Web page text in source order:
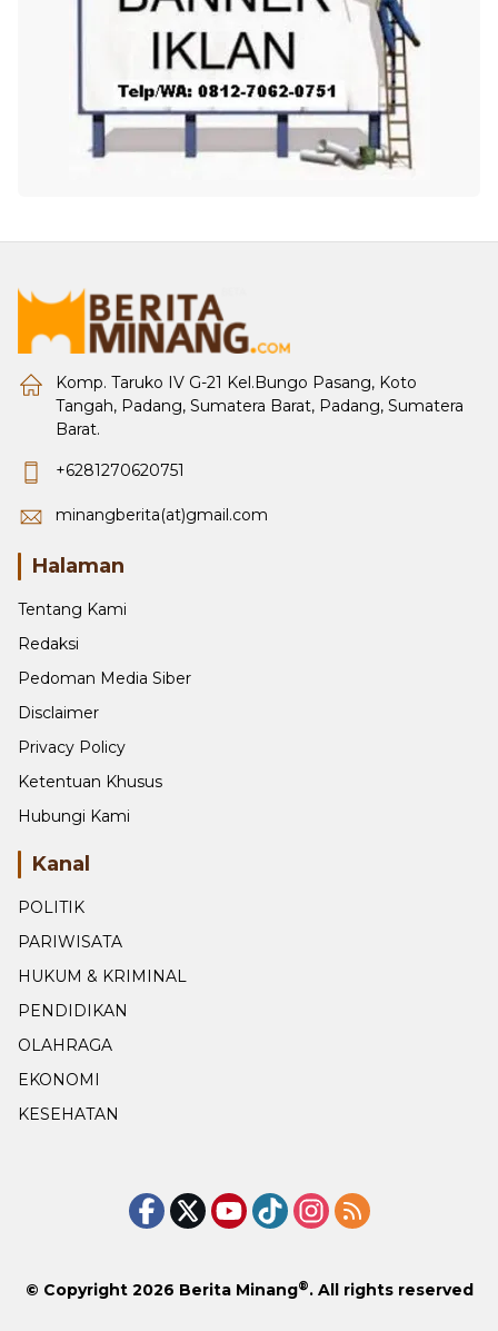
Komp. Taruko IV G-21 Kel.Bungo Pasang, Koto
Tangah, Padang, Sumatera Barat, Padang, Sumatera
Barat.
+6281270620751
minangberita(at)gmail.com
Halaman
Tentang Kami
Redaksi
Pedoman Media Siber
Disclaimer
Privacy Policy
Ketentuan Khusus
Hubungi Kami
Kanal
POLITIK
PARIWISATA
HUKUM & KRIMINAL
PENDIDIKAN
OLAHRAGA
EKONOMI
KESEHATAN
© Copyright 2026 Berita Minang®. All rights reserved